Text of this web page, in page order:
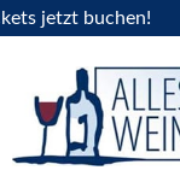
jetzt buchen!